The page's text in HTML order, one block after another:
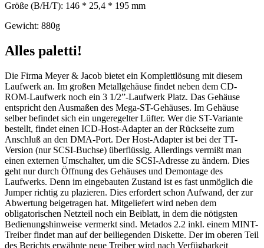
Größe (B/H/T): 146 * 25,4 * 195 mm
Gewicht: 880g
Alles paletti!
Die Firma Meyer & Jacob bietet ein Komplettlösung mit diesem
Laufwerk an. Im großen Metallgehäuse findet neben dem CD-
ROM-Laufwerk noch ein 3 1/2”-Laufwerk Platz. Das Gehäuse
entspricht den Ausmaßen des Mega-ST-Gehäuses. Im Gehäuse
selber befindet sich ein ungeregelter Lüfter. Wer die ST-Variante
bestellt, findet einen ICD-Host-Adapter an der Rückseite zum
Anschluß an den DMA-Port. Der Host-Adapter ist bei der TT-
Version (nur SCSI-Buchse) überflüssig. Allerdings vermißt man
einen externen Umschalter, um die SCSI-Adresse zu ändern. Dies
geht nur durch Öffnung des Gehäuses und Demontage des
Laufwerks. Denn im eingebauten Zustand ist es fast unmöglich die
Jumper richtig zu plazieren. Dies erfordert schon Aufwand, der zur
Abwertung beigetragen hat. Mitgeliefert wird neben dem
obligatorischen Netzteil noch ein Beiblatt, in dem die nötigsten
Bedienungshinweise vermerkt sind. Metados 2.2 inkl. einem MINT-
Treiber findet man auf der beiliegenden Diskette. Der im oberen Teil
des Berichts erwähnte neue Treiber wird nach Verfügbarkeit